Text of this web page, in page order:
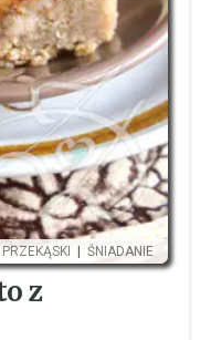
PRZEKĄSKI | ŚNIADANIE
z